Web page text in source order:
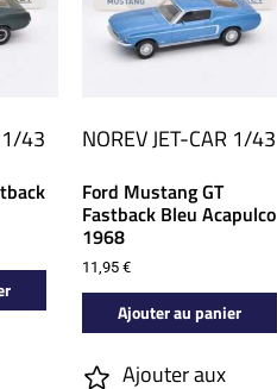
1/43 NOREVJET-CAR 1/43
Ford Mustang GT
Fastback Bleu Acapulco
1968
11,95 €
Ajouter au panier
Ajouter aux